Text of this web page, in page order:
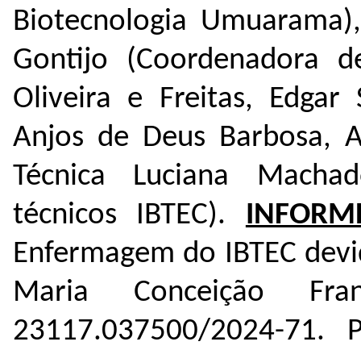
Biotecnologia
Gontijo (Coordenadora
Oliveira e Freitas, Edgar
Anjos de Deus Barbosa,
Técnica Luciana
técnicos IBTEC).
Enfermagem do IBTEC
Maria Conceição
23117.037500/2024-71.